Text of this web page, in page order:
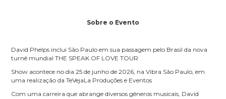
Sobre o Evento
David Phelps inclui São Paulo em sua passagem pelo Brasil da nova
turnê mundial THE SPEAK OF LOVE TOUR
Show acontece no dia 25 de junho de 2026, na Vibra São Paulo, em
uma realização da TeVejaLa Produções e Eventos
Com uma carreira que abrange diversos gêneros musicais, David